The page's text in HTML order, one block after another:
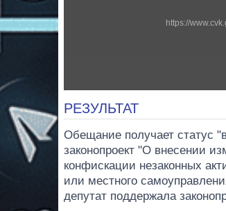
https://
РЕЗУЛЬТАТ
Обещание получает статус
законопроект "О внесении
конфискации незаконных
или местного
депутат поддержала